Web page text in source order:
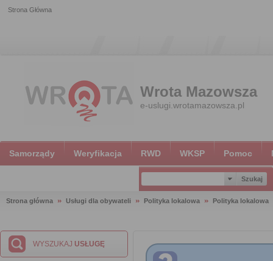
Strona Główna
Wrota Mazowsza
e-uslugi.wrotamazowsza.pl
Samorządy Weryfikacja RWD WKSP Pomoc
Strona główna Usługi dla obywateli Polityka lokalowa Polityka lokalowa
WYSZUKAJ USŁUGĘ